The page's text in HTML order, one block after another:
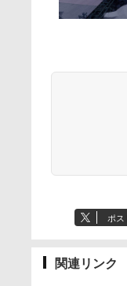
ポス
関連リンク